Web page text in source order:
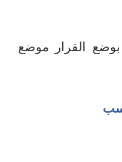
بوضع القرار موضع